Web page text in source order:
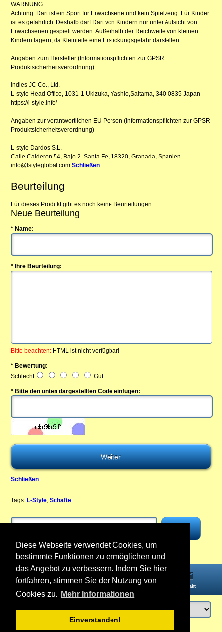
Diese Webseite verwendet Cookies, um
bestimmte Funktionen zu ermöglichen und
das Angebot zu verbessern. Indem Sie hier
fortfahren, stimmen Sie der Nutzung von
Cookies zu.
Mehr Informationen
Einverstanden!
WARNUNG
Achtung: Dart ist ein Sport für Erwachsene und kein Spielzeug. Für Kinder
ist es gefährlich. Deshalb darf Dart von Kindern nur unter Aufsicht von
Erwachsenen gespielt werden. Außerhalb der Reichweite von kleinen
Kindern lagern, da Kleinteile eine Erstickungsgefahr darstellen.
Angaben zum Hersteller (Informationspflichten zur GPSR
Produktsicherheitsverordnung)
Indies JC Co., Ltd.
L-style Head Office, 1031-1 Ukizuka, Yashio,Saitama, 340-0835 Japan
https://l-style.info/
Angaben zur verantwortlichen EU Person (Informationspflichten zur GPSR
Produktsicherheitsverordnung)
L-style Dardos S.L.
Calle Calderon 54, Bajo 2. Santa Fe, 18320, Granada, Spanien
info@lstyleglobal.comSchließen
Beurteilung
Für dieses Produkt gibt es noch keine Beurteilungen.
Neue Beurteilung
* Name:
* Ihre Beurteilung:
Bitte beachten: HTML ist nicht verfügbar!
* Bewertung:
Schlecht
Gut
* Bitte den unten dargestellten Code einfügen:
Schließen
Tags: L-Style,Schafte
Konto Kontakt
AnmeldenoderKonto erstellen